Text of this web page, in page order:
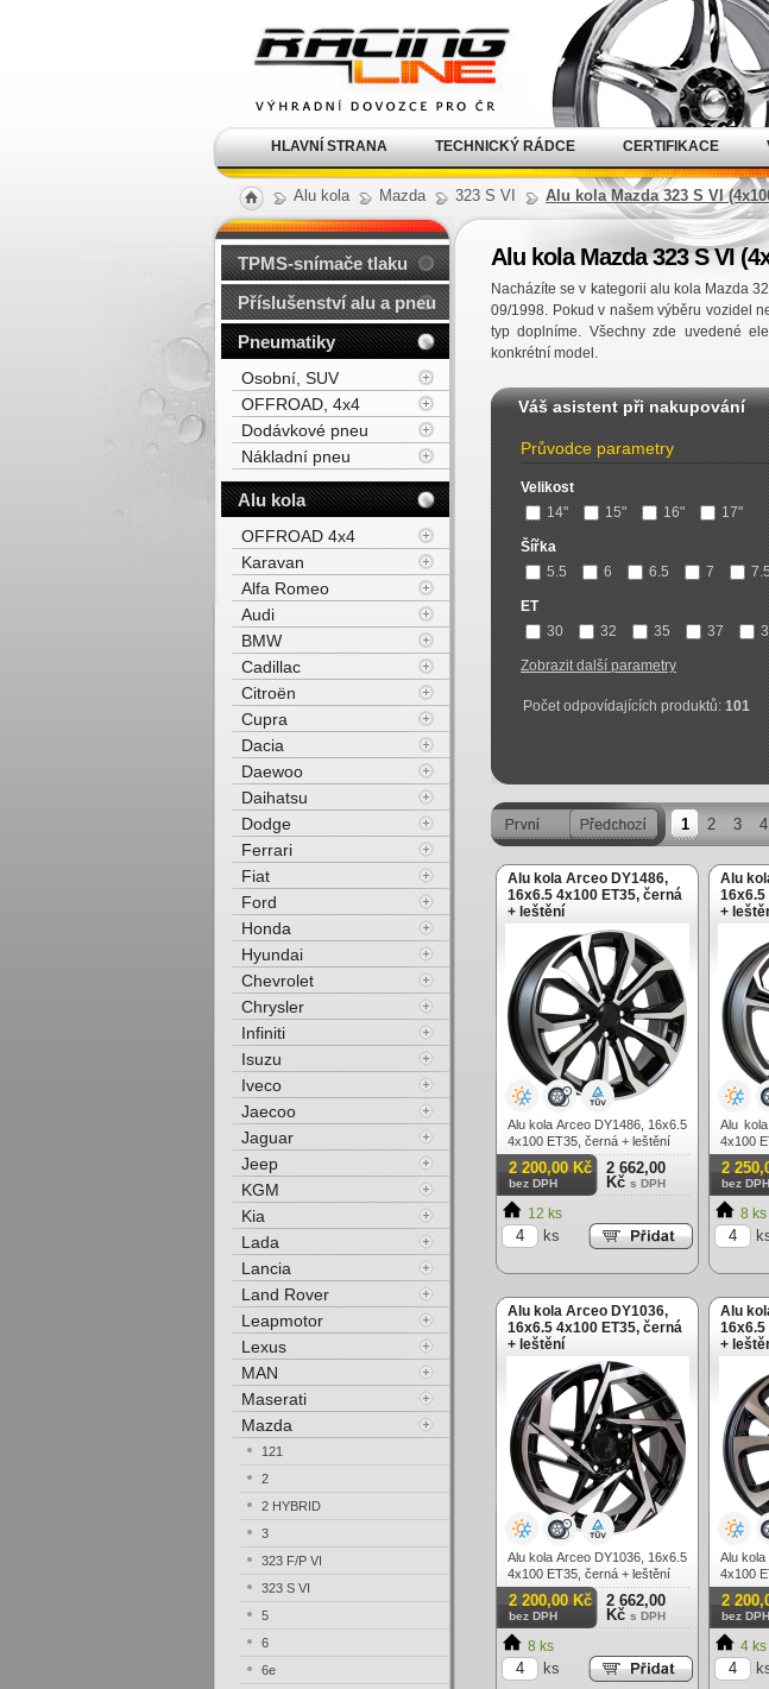
Alu kola Mazda 323 S VI Alu kola Mazda 323 S VI
Alu kola Mazda 323 S VI
Nacházíte se v kategorii alu kola Mazda
09/1998. Pokud v našem výběru vozidel
typ doplníme. Všechny zde uvedené
konkrétní model.
Váš asistent při nakupování
Průvodce parametry
Velikost
14"
15" 16" 17"
Šířka
5.5
6 6.5 7
ET
30
32 35 37
Zobrazit další parametry
Počet odpovídajících produktů:101
1 2 3 4
Alu kola Arceo DY1486,
16x6.5 4x100 ET35, černá
+ leštění
Alu kola Arceo DY1486, 16x6.5
4x100 ET35, černá + leštění
2 200,00 Kč
bez DPH
2 662,00
Kč s DPH
12 ks
ks
Alu
16x6.5
+
Alu
4x100
2
bez DPH
8 ks
Alu kola Arceo DY1036,
16x6.5 4x100 ET35, černá
+ leštění
Alu kola Arceo DY1036, 16x6.5
4x100 ET35, černá + leštění
2 200,00 Kč
bez DPH
2 662,00
Kč s DPH
8 ks
ks
Alu
16x6.5
+
Alu
4x100
2
bez DPH
4 ks
TPMS-snímače tlaku
Příslušenství alu a pneu
Pneumatiky
Osobní, SUV
OFFROAD, 4x4
Dodávkové pneu
Nákladní pneu
Alu kola
OFFROAD 4x4
Karavan
Alfa Romeo
Audi
BMW
Cadillac
Citroën
Cupra
Dacia
Daewoo
Daihatsu
Dodge
Ferrari
Fiat
Ford
Honda
Hyundai
Chevrolet
Chrysler
Infiniti
Isuzu
Iveco
Jaecoo
Jaguar
Jeep
KGM
Kia
Lada
Lancia
Land Rover
Leapmotor
Lexus
MAN
Maserati
Mazda
121
2
2 HYBRID
3
323 F/P VI
323 S VI
5
6
6e
kola Racing Line
HLAVNÍ STRANA TECHNICKÝ RÁDCE CERTIFIKACE